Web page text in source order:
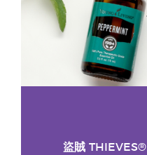
盜賊 THIEVES®